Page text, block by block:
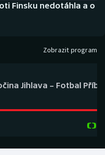
Finsku nedotáhla a o
Zobrazit program
Jihlava – Fotbal